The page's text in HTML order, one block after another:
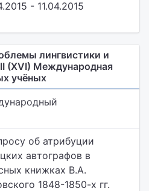
- 11.04.2015
лингвистики и
(XVI) Международная
учёных
об атрибуции
автографов в
книжках В.А.
1848-1850-х гг.